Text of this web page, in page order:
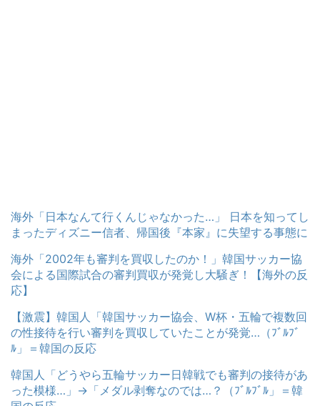
海外「日本なんて行くんじゃなかった…」 日本を知ってし
まったディズニー信者、帰国後『本家』に失望する事態に
海外「2002年も審判を買収したのか！」韓国サッカー協
会による国際試合の審判買収が発覚し大騒ぎ！【海外の反
応】
【激震】韓国人「韓国サッカー協会、W杯・五輪で複数回
の性接待を行い審判を買収していたことが発覚…（ﾌﾞﾙﾌﾞ
ﾙ」＝韓国の反応
韓国人「どうやら五輪サッカー日韓戦でも審判の接待があ
った模様…」→「メダル剥奪なのでは…？（ﾌﾞﾙﾌﾞﾙ」＝韓